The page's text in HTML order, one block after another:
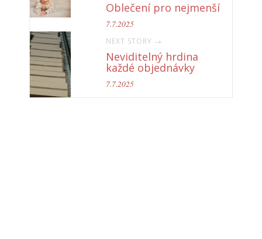
Oblečení pro nejmenší
7.7.2025
NEXT STORY →
Neviditelný hrdina
každé objednávky
7.7.2025